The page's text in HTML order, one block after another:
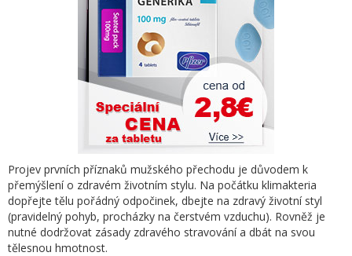
Projev prvních příznaků mužského přechodu je důvodem k
přemýšlení o zdravém životním stylu. Na počátku klimakteria
dopřejte tělu pořádný odpočinek, dbejte na zdravý životní styl
(pravidelný pohyb, procházky na čerstvém vzduchu). Rovněž je
nutné dodržovat zásady zdravého stravování a dbát na svou
tělesnou hmotnost.